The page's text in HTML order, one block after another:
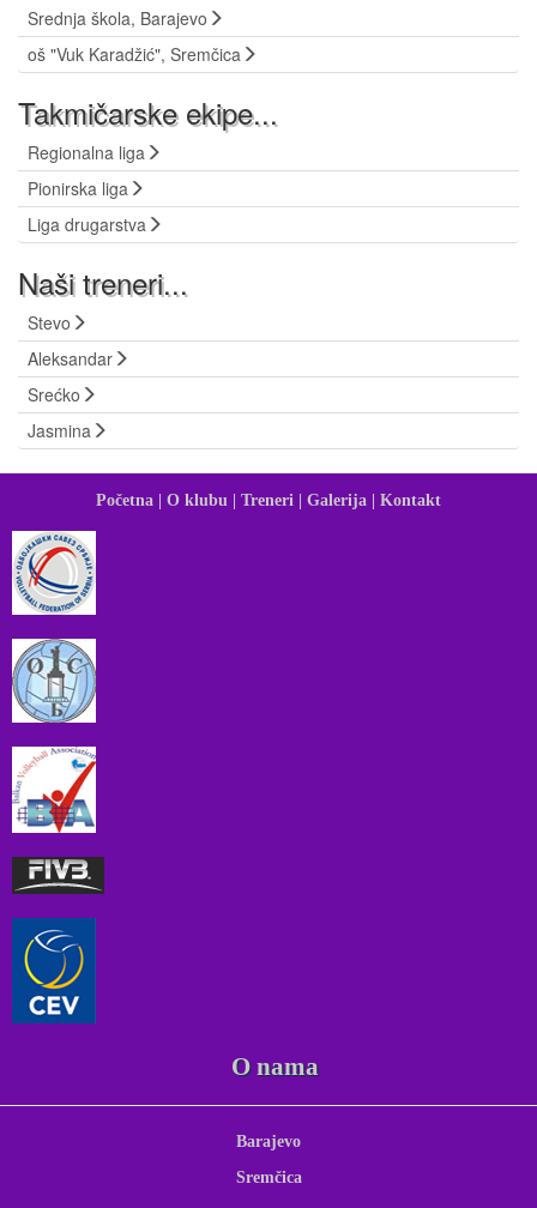
Srednja škola, Barajevo
oš "Vuk Karadžić", Sremčica
Takmičarske ekipe...
Regionalna liga
Pionirska liga
Liga drugarstva
Naši treneri...
Stevo
Aleksandar
Srećko
Jasmina
Početna | O klubu | Treneri | Galerija | Kontakt
O nama
Barajevo
Sremčica